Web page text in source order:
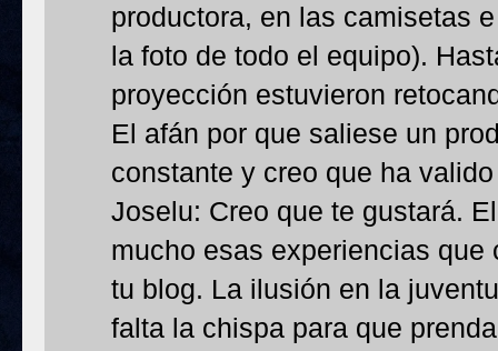
productora, en las camisetas
la foto de todo el equipo).
proyección estuvieron
El afán por que saliese un
constante y creo que ha
Joselu: Creo que te gustará.
mucho esas experiencias
tu blog. La ilusión en la
falta la chispa para que